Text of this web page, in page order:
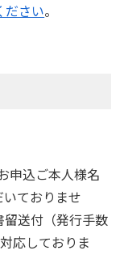
ださい。
申込ご本人様名
ておりませ
送付（発行手数
応しておりま